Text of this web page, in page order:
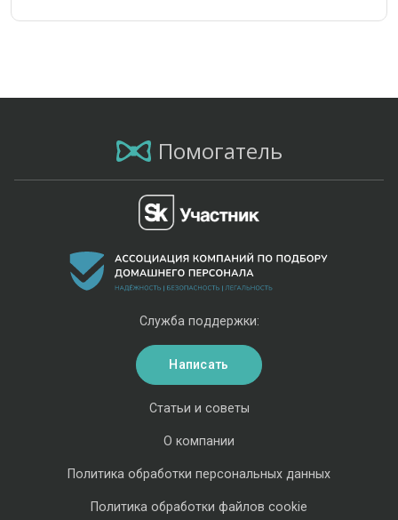
Помогатель
Статьи и советы
О компании
Политика обработки персональных данных
Политика обработки файлов cookie
Служба поддержки:
Написать